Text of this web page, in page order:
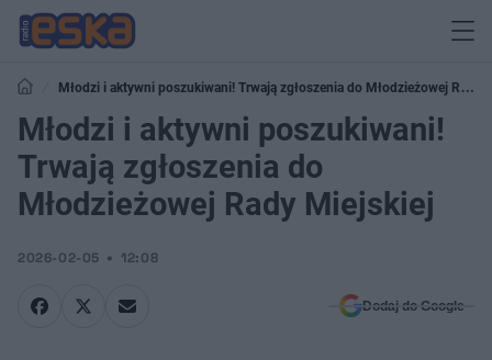
Młodzi i aktywni poszukiwani! Trwają zgłoszenia do Młodzieżowej Rady
Miejskiej
Młodzi i aktywni poszukiwani!
Trwają zgłoszenia do
Młodzieżowej Rady Miejskiej
2026-02-05 12:08
Dodaj do Google